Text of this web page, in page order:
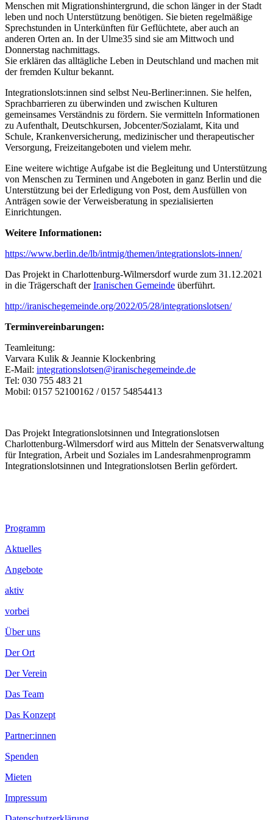
Menschen mit Migrationshintergrund, die schon länger in der Stadt
leben und noch Unterstützung benötigen. Sie bieten regelmäßige
Sprechstunden in Unterkünften für Geflüchtete, aber auch an
anderen Orten an. In der Ulme35 sind sie am Mittwoch und
Donnerstag nachmittags.
Sie erklären das alltägliche Leben in Deutschland und machen mit
der fremden Kultur bekannt.
Integrationslots:innen sind selbst Neu-Berliner:innen. Sie helfen,
Sprachbarrieren zu überwinden und zwischen Kulturen
gemeinsames Verständnis zu fördern. Sie vermitteln Informationen
zu Aufenthalt, Deutschkursen, Jobcenter/Sozialamt, Kita und
Schule, Krankenversicherung, medizinischer und therapeutischer
Versorgung, Freizeitangeboten und vielem mehr.
Eine weitere wichtige Aufgabe ist die Begleitung und Unterstützung
von Menschen zu Terminen und Angeboten in ganz Berlin und die
Unterstützung bei der Erledigung von Post, dem Ausfüllen von
Anträgen sowie der Verweisberatung in spezialisierten
Einrichtungen.
Weitere Informationen:
https://www.berlin.de/lb/intmig/themen/integrationslots-innen/
Das Projekt in Charlottenburg-Wilmersdorf wurde zum 31.12.2021
in die Trägerschaft derIranischen Gemeinde überführt.
http://iranischegemeinde.org/2022/05/28/integrationslotsen/
Terminvereinbarungen:
Teamleitung:
Varvara Kulik & Jeannie Klockenbring
E-Mail: integrationslotsen@iranischegemeinde.de
Tel: 030 755 483 21
Mobil: 0157 52100162 / 0157 54854413
Das Projekt Integrationslotsinnen und Integrationslotsen
Charlottenburg-Wilmersdorf wird aus Mitteln der Senatsverwaltung
für Integration, Arbeit und Soziales im Landesrahmenprogramm
Integrationslotsinnen und Integrationslotsen Berlin gefördert.
Footer
Inhalt
Programm
Aktuelles
Angebote
aktiv
vorbei
Über uns
Der Ort
Der Verein
Das Team
Das Konzept
Partner:innen
Spenden
Mieten
Impressum